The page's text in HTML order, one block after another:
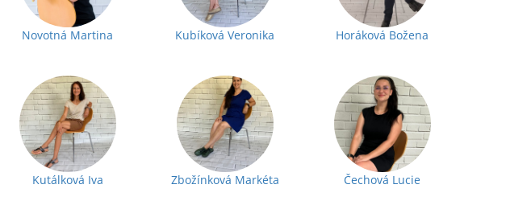
Novotná Martina Kubíková Veronika Horáková Božena
Kutálková Iva Zbožínková Markéta Čechová Lucie